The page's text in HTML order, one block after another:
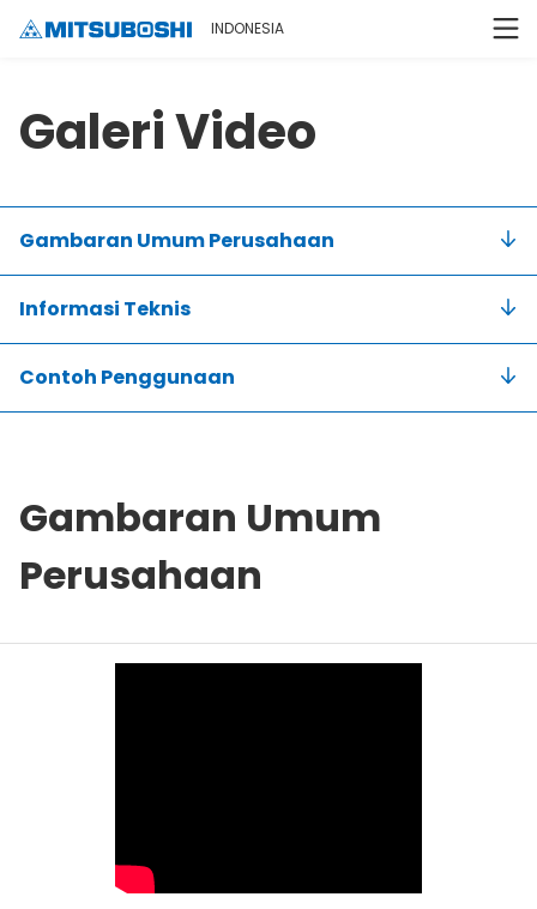
INDONESIA
Galeri Video
Gambaran Umum Perusahaan
Informasi Teknis
Contoh Penggunaan
Gambaran Umum
Perusahaan